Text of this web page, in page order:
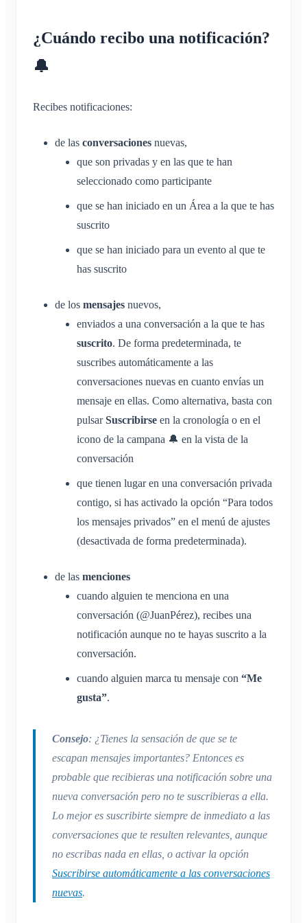
Compartir ubicación
Eliminar mensaje
Áreas
Áreas
¿Qué es un Área?
¿Qué es un grupo de áreas?
Crear un Área
Unirse a un Área
Abandonar un Área
Área privada
Cuenta y ajustes
Cambiar la imagen de perfil
Personalizar el fondo
Permisos de acceso de la app
Administración
Inicio rápido para administradores
Permisos
Administradores adicionales
Invitar a miembros
Lista de miembros
Eliminar miembros
Administrador del área
Gestionar Áreas
Solicitud de adhesión en la web del club
Cambiar el nombre del Klubraum
Comentarios
Preguntas frecuentes
¿Cuándo recibo una notificación?
🔔
Recibes notificaciones:
de las conversaciones nuevas,
que son privadas y en las que te han
seleccionado como participante
que se han iniciado en un Área a la que te has
suscrito
que se han iniciado para un evento al que te
has suscrito
de los mensajes nuevos,
enviados a una conversación a la que te has
suscrito. De forma predeterminada, te
suscribes automáticamente a las
conversaciones nuevas en cuanto envías un
mensaje en ellas. Como alternativa, basta con
pulsarSuscribirse en la cronología o en el
icono de la campana 🔔 en la vista de la
conversación
que tienen lugar en una conversación privada
contigo, si has activado la opción “Para todos
los mensajes privados” en el menú de ajustes
(desactivada de forma predeterminada).
de las menciones
cuando alguien te menciona en una
conversación (@JuanPérez), recibes una
notificación aunque no te hayas suscrito a la
conversación.
cuando alguien marca tu mensaje con “Me
gusta”.
Consejo: ¿Tienes la sensación de que se te
escapan mensajes importantes? Entonces es
probable que recibieras una notificación sobre una
nueva conversación pero no te suscribieras a ella.
Lo mejor es suscribirte siempre de inmediato a las
conversaciones que te resulten relevantes, aunque
no escribas nada en ellas, o activar la opción
Suscribirse automáticamente a las conversaciones
nuevas.